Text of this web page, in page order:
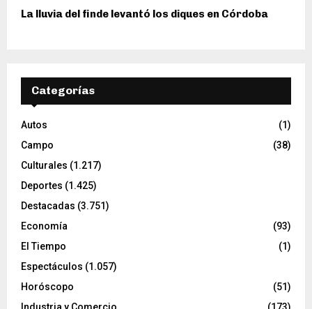
La lluvia del finde levantó los diques en Córdoba
Categorías
Autos
(1)
Campo
(38)
Culturales (1.217)
Deportes (1.425)
Destacadas (3.751)
Economía
(93)
El Tiempo
(1)
Espectáculos (1.057)
Horóscopo
(51)